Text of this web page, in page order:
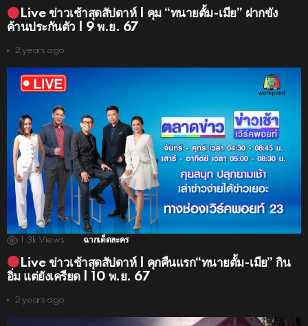
Live ข่าวเช้าสุดสัปดาห์ | คุม “ทนายตั้ม-เมีย” ฝากขัง
ค้านประกันตัว | 9 พ.ย. 67
2 years ago
1.3k Views ฉากเด็ดละคร
Live ข่าวเช้าสุดสัปดาห์ | คุกคืนแรก“ทนายตั้ม-เมีย” กิน
อิ่ม แต่ยังเครียด | 10 พ.ย. 67
2 years ago